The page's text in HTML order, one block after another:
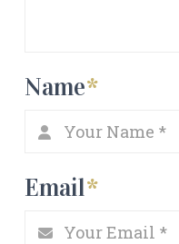
Name*
Email*